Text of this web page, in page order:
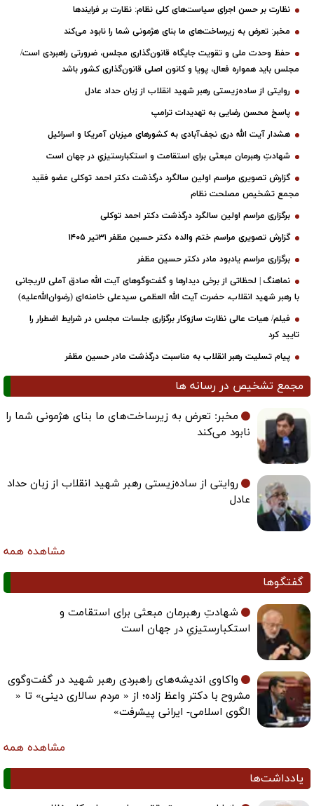
نظارت بر حسن اجرای سیاست‌های کلی نظام: نظارت بر فرایندها
مخبر: تعرض به زیرساخت‌های ما بنای هژمونی شما را نابود می‌کند
حفظ وحدت ملی و تقویت جایگاه قانون‌گذاری مجلس، ضرورتی راهبردی است/
مجلس باید همواره فعال، پویا و کانون اصلی قانون‌گذاری کشور باشد
روایتی از ساده‌زیستی رهبر شهید انقلاب از زبان حداد عادل
پاسخ محسن رضایی به تهدیدات ترامپ
هشدار آیت الله دری نجف‌آبادی به کشورهای میزبان آمریکا و اسرائیل
شهادتِ رهبرمان مبعثی برای استقامت و استکبارستیزیِ در جهان است
گزارش تصویری مراسم اولین سالگرد درگذشت دکتر احمد توکلی عضو فقید
مجمع تشخیص مصلحت نظام
برگزاری مراسم اولین سالگرد درگذشت دکتر احمد توکلی
گزارش تصویری مراسم ختم والده دکتر حسین مظفر ۳۱تیر ۱۴۰۵
برگزاری مراسم یادبود مادر دکتر حسین مظفر
نماهنگ | لحظاتی از برخی دیدارها و گفت‌وگوهای آیت ‌الله صادق آملی لاریجانی
با رهبر شهید انقلاب، حضرت آیت‌ الله العظمی سیدعلی خامنه‌ای (رضوان‌الله‌علیه)
فیلم/ هیات عالی نظارت سازوکار برگزاری جلسات مجلس در شرایط اضطرار را
تایید کرد
پیام تسلیت رهبر انقلاب به مناسبت درگذشت مادر حسین مظفر
مجمع تشخیص در رسانه ها
مخبر: تعرض به زیرساخت‌های ما بنای هژمونی شما را
نابود می‌کند
روایتی از ساده‌زیستی رهبر شهید انقلاب از زبان حداد
عادل
مشاهده همه
گفتگوها
شهادتِ رهبرمان مبعثی برای استقامت و
استکبارستیزیِ در جهان است
واکاوی اندیشه‌های راهبردی رهبر شهید در گفت‌وگوی
مشروح با دکتر واعظ زاده؛ از « مردم سالاری دینی» تا «
الگوی اسلامی- ایرانی پیشرفت»
مشاهده همه
یادداشت‌ها